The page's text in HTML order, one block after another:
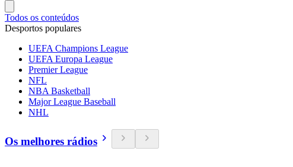
Todos os conteúdos
Desportos populares
UEFA Champions League
UEFA Europa League
Premier League
NFL
NBA Basketball
Major League Baseball
NHL
Os melhores rádios